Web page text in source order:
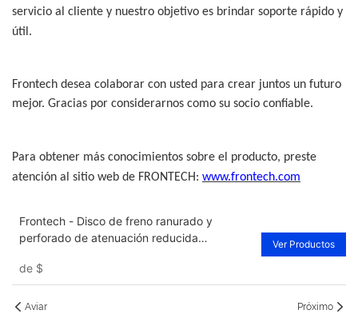
servicio al cliente y nuestro objetivo es brindar soporte rápido y
útil.
Frontech desea colaborar con usted para crear juntos un futuro
mejor. Gracias por considerarnos como su socio confiable.
Para obtener más conocimientos sobre el producto, preste
atención al sitio web de FRONTECH: www.frontech.com
Frontech - Disco de freno ranurado y
perforado de atenuación reducida
de $
Ver Productos
Aviar Próximo